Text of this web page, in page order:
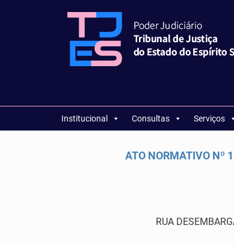
Institucional Consultas Serviços
ATO NORMATIVO
RUA